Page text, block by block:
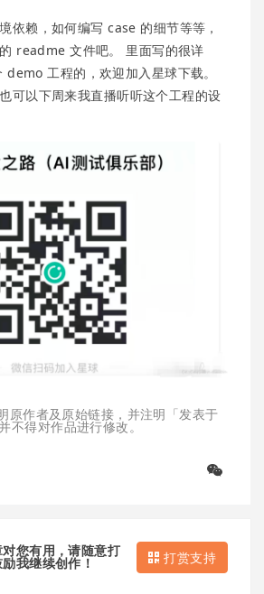
依赖，如何编写 case 的细节等等，
readme 文件吧。 里面写的很详
工程的，欢迎加入星球下载。
可以下周来我直播听听这个工程的设
原作者及原始链接，并注明「发表于
不得对作品进行修改。
您有用，请随意打
我继续创作！ 打赏支持